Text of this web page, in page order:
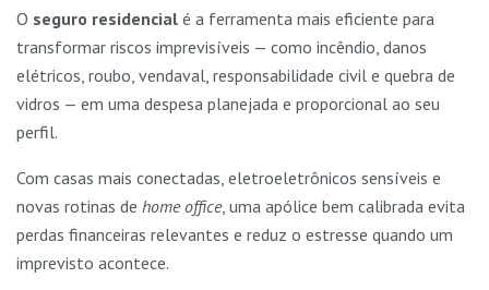
O seguro residencial é a ferramenta mais eficiente para
transformar riscos imprevisíveis — como incêndio, danos
elétricos, roubo, vendaval, responsabilidade civil e quebra de
vidros — em uma despesa planejada e proporcional ao seu
perfil.
Com casas mais conectadas, eletroeletrônicos sensíveis e
novas rotinas de home office, uma apólice bem calibrada evita
perdas financeiras relevantes e reduz o estresse quando um
imprevisto acontece.